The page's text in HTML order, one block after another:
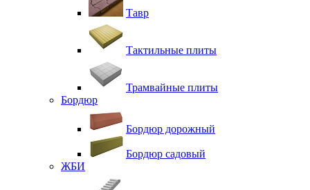
Тавр
Тактильные плиты
Трамвайные плиты
Бордюр
Бордюр дорожный
Бордюр садовый
ЖБИ